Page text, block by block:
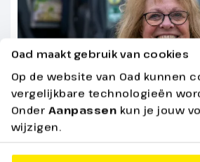
Oad maakt gebruik van cookies
Op de website van Oad kunnen
vergelijkbare technologieën
Onder Aanpassen kun je jouw
wijzigen.
Optioneel
meer
Ter plaatse
boeken.
p.p.